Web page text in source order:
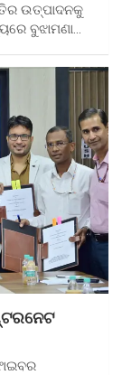
ଉତ୍ପାଦନକୁ
ବୁଝାମଣା…